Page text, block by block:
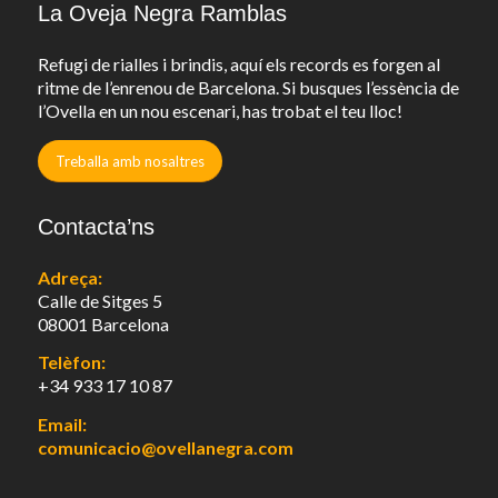
La Oveja Negra Ramblas
Refugi de rialles i brindis, aquí els records es forgen al
ritme de l’enrenou de Barcelona. Si busques l’essència de
l’Ovella en un nou escenari, has trobat el teu lloc!
Treballa amb nosaltres
Contacta’ns
Adreça:
Calle de Sitges 5
08001 Barcelona
Telèfon:
+34 933 17 10 87
Email:
comunicacio@ovellanegra.com